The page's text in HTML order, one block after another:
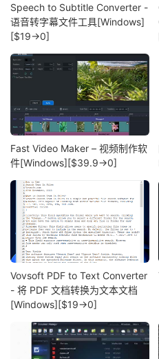
Speech to Subtitle Converter -
语音转字幕文件工具[Windows]
[$19→0]
Fast Video Maker – 视频制作软
件[Windows][$39.9→0]
Vovsoft PDF to Text Converter
- 将 PDF 文档转换为文本文档
[Windows][$19→0]